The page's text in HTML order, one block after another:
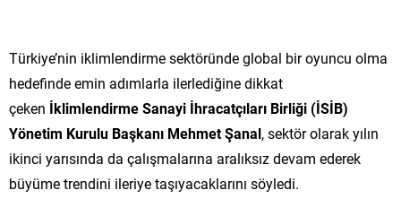
Türkiye’nin iklimlendirme sektöründe global bir oyuncu olma
hedefinde emin adımlarla ilerlediğine dikkat
çeken İklimlendirme Sanayi İhracatçıları Birliği (İSİB)
Yönetim Kurulu Başkanı Mehmet Şanal, sektör olarak yılın
ikinci yarısında da çalışmalarına aralıksız devam ederek
büyüme trendini ileriye taşıyacaklarını söyledi.